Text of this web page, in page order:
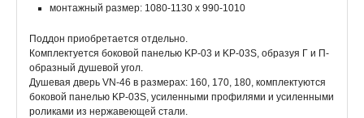
монтажный размер: 1080-1130 x 990-1010
Поддон приобретается отдельно.
Комплектуется боковой панелью KP-03 и KP-03S, образуя Г и П-
образный душевой угол.
Душевая дверь VN-46 в размерах: 160, 170, 180, комплектуются
боковой панелью KP-03S, усиленными профилями и усиленными
роликами из нержавеющей стали.